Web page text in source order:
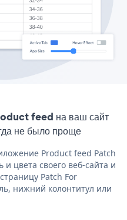
feed на ваш сайт
не было проще
Product feed Patch
и цвета своего веб-сайта и
Patch For
нижний колонтитул или